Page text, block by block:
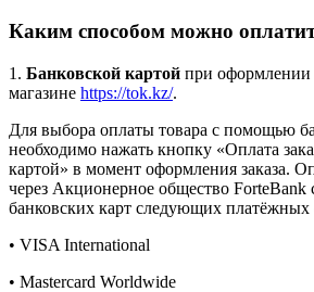
Каким способом можно
1. Банковской картой при оформлении
магазине https://tok.kz/.
Для выбора оплаты товара с помощью
необходимо нажать кнопку «Оплата
картой» в момент оформления заказа.
через Акционерное общество ForteBank
банковских карт следующих платёжных
• VISA International
• Mastercard Worldwide